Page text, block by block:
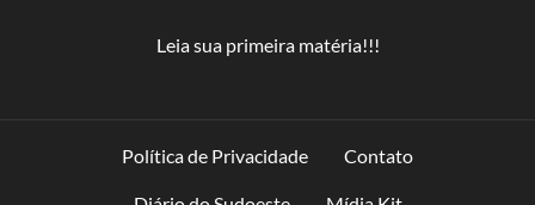
Leia sua primeira matéria!!!
Política de Privacidade Contato